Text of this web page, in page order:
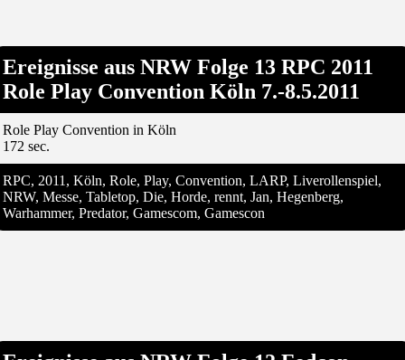
Ereignisse aus NRW Folge 13 RPC 2011
Role Play Convention Köln 7.-8.5.2011
Role Play Convention in Köln
172 sec.
RPC, 2011, Köln, Role, Play, Convention, LARP, Liverollenspiel,
NRW, Messe, Tabletop, Die, Horde, rennt, Jan, Hegenberg,
Warhammer, Predator, Gamescom, Gamescon